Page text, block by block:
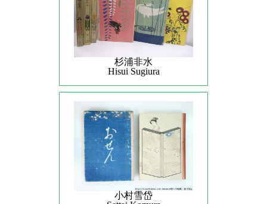
杉浦非水
Hisui Sugiura
小村雪岱